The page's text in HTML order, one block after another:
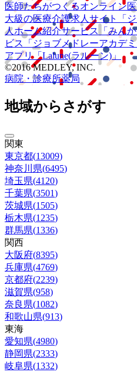
医師たちがつくるオンライン
大級の医療介護求人サイト 「
人ホーム紹介サービス
「みん
ビス
「ジョブメドレーアカデミ
アプリ「Lalune(ラルーン)」
©2016 MEDLEY, INC.
病院・診療所薬局
地域からさがす
関東
東京都(13009)
神奈川県(6495)
埼玉県(4120)
千葉県(3501)
茨城県(1505)
栃木県(1235)
群馬県(1336)
関西
大阪府(8395)
兵庫県(4769)
京都府(2239)
滋賀県(958)
奈良県(1082)
和歌山県(913)
東海
愛知県(4980)
静岡県(2333)
岐阜県(1332)